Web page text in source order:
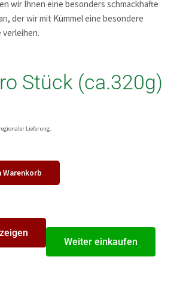
wir Ihnen eine besonders schmackhafte
der wir mit Kümmel eine besondere
verleihen.
Stück (ca.320g)
Lieferung.
Warenkorb
Weiter einkaufen